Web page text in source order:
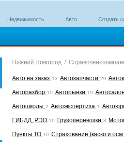
Недвижимость Авто Создать
Нижний Новгород / Справочник
Авто на заказ 13 Автозапчасти 29
Авторазбор 10 Авторынки 10
Автошколы 2 Автоэкспертиза 1
ГИБДД, РЭО 10 Грузоперевозки 3
Пункты ТО 10 Страхование (каско и